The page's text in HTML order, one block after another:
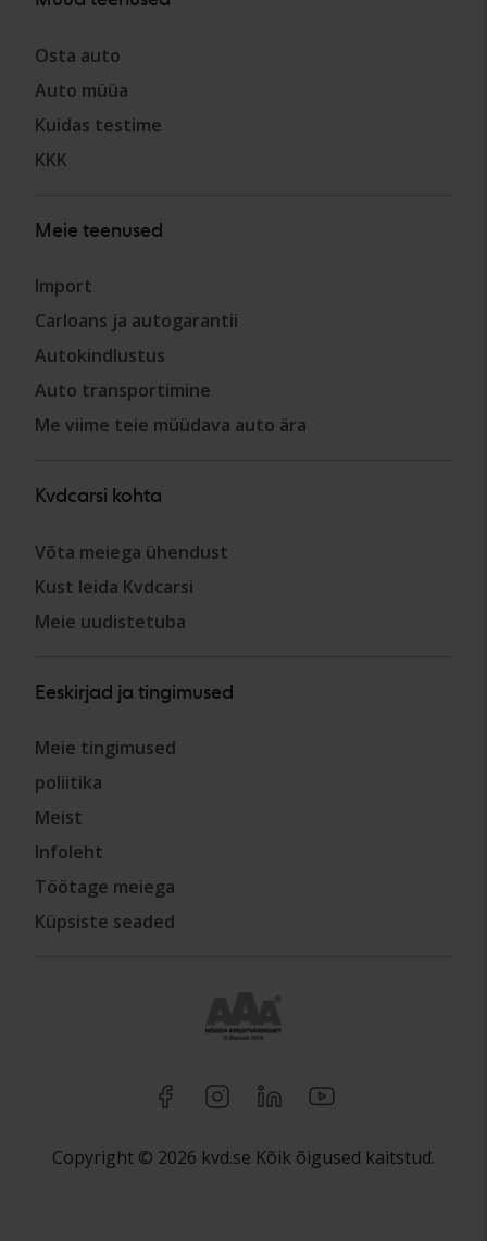
Osta auto
Auto müüa
Kuidas testime
KKK
Meie teenused
Import
Carloans ja autogarantii
Autokindlustus
Auto transportimine
Me viime teie müüdava auto ära
Kvdcarsi kohta
Võta meiega ühendust
Kust leida Kvdcarsi
Meie uudistetuba
Eeskirjad ja tingimused
Meie tingimused
poliitika
Meist
Infoleht
Töötage meiega
Küpsiste seaded
Copyright © 2026 kvd.se Kõik õigused kaitstud.